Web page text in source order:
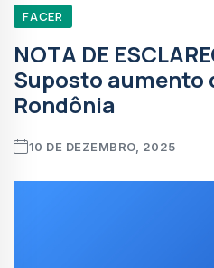
FACER
NOTA DE
Suposto aumento
Rondônia
10 DE DEZEMBRO, 2025